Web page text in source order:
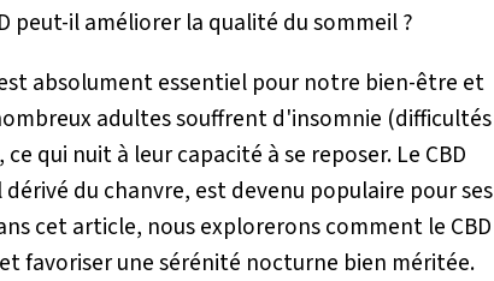
absolument essentiel pour notre bien-être et
adultes souffrent d'insomnie (difficultés
qui nuit à leur capacité à se reposer. Le CBD
du chanvre, est devenu populaire pour ses
cet article, nous explorerons comment le CBD
favoriser une sérénité nocturne bien méritée.